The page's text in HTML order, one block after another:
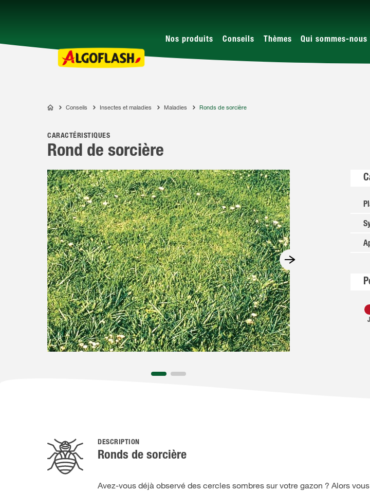
Nos produits Conseils Thèmes Qui sommes-nous
ALGOFLASH
Conseils Insectes et maladies Maladies Ronds de sorcière
CARACTÉRISTIQUES
Rond de sorcière
DESCRIPTION
Ronds de sorcière
Avez-vous déjà observé des cercles sombres sur votre gazon ? Alors